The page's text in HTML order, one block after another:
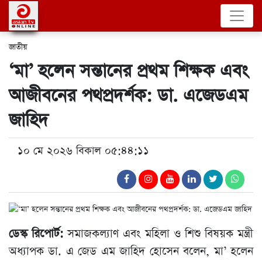
জাতীয়
‘মা’ হলেন সন্তানের প্রথম শিক্ষক এবং
আজীবনের পথপ্রদর্শক: ডা. এজেডএম
জাহিদ
১০ মে ২০২৬ বিকাল ০৫:৪৪:১১
ডেস্ক রিপোর্ট:সমাজকল্যাণ এবং মহিলা ও শিশু বিষয়ক মন্ত্রী
অধ্যাপক ডা. এ জেড এম জাহিদ হোসেন বলেন, মা’ হলেন